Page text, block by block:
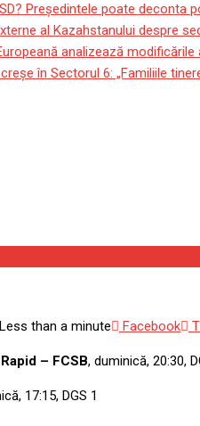
Președintele poate deconta
al Kazahstanului despre
analizează
în Sectorul 6: „Familiile
Less than a minute Facebook
– FCSB, duminică, 20:30,
17:15, DGS 1